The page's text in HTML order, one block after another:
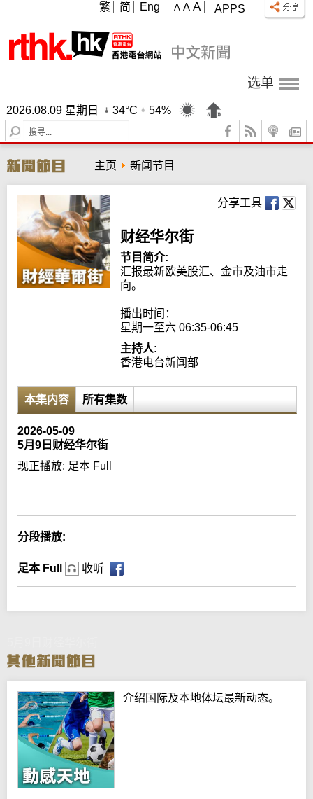
APPS
A A A
繁 简 Eng
选单
2026.08.09 星期日 34°C
54%
S
e
r
c
h
主页 新闻节目
分享工具
财经华尔街
节目简介:
汇报最新欧美股汇、金市及油市走
向。
播出时间：
星期一至六 06:35-06:45
主持人:
香港电台新闻部
本集内容 所有集数
2026-05-09
5月9日财经华尔街
现正播放: 足本 Full
分段播放:
足本 Full 收听
介绍国际及本地体坛最新动态。